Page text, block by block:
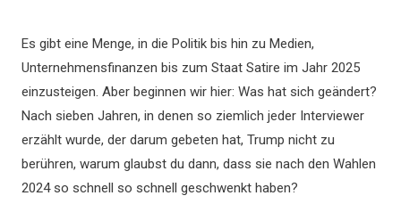
Es gibt eine Menge, in die Politik bis hin zu Medien,
Unternehmensfinanzen bis zum Staat Satire im Jahr 2025
einzusteigen. Aber beginnen wir hier: Was hat sich geändert?
Nach sieben Jahren, in denen so ziemlich jeder Interviewer
erzählt wurde, der darum gebeten hat, Trump nicht zu
berühren, warum glaubst du dann, dass sie nach den Wahlen
2024 so schnell so schnell geschwenkt haben?